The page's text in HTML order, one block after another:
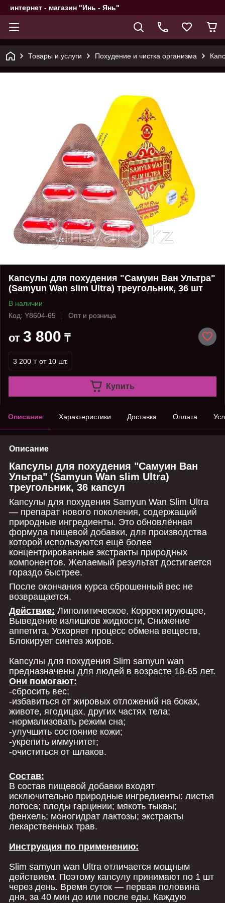
интернет - магазин "Инь - Янь"
Товары и услуги Похудение и чистка организма
Капсулы для похудения "Самуин Ван Ультра"
(Samyun Wan slim Ultra) треугольник, 36 шт
В наличии
Код: Y8604-65
Опт и розница
от 3 800 ₸
3 200 ₸ от 10 шт.
Купить
Описание Характеристики Доставка Оплата
Описание
Капсулы для похудения "Самуин Ван
Ультра" (Samyun Wan slim Ultra)
треугольник, 36 капсул
Капсулы для похудения Samyun Wan Slim Ultra
— препарат нового поколения, содержащий
природные ингредиенты. Это обновлённая
формула пищевой добавки, для производства
которой используются ещё более
концентрированные экстракты природных
компонентов. Желаемый результат достигается
гораздо быстрее.
После окончания курса сброшенный вес не
возвращается.
Действие: Липолитическое, Корректирующее,
Выведение излишков жидкости, Снижение
аппетита, Ускоряет процесс обмена веществ,
Блокирует синтез жиров.
Капсулы для похудения Slim samyun wan
предназначены для людей в возрасте 18-65 лет.
Они помогают:
-сбросить вес;
-избавиться от жировых отложений на боках,
животе, ягодицах, других частях тела;
-нормализовать режим сна;
-улучшить состояние кожи;
-укрепить иммунитет;
-очиститься от шлаков.
Состав:
В состав пищевой добавки входят
исключительно природные ингредиенты: листья
лотоса; плоды гарцинии; мякоть тыквы;
фенхель; моногидрат лактозы; экстракты
лекарственных трав.
Инструкция по применению:
Slim samyun wan Ultra отличается мощным
действием. Поэтому капсулу принимают по 1 шт
через день. Время суток — первая половина
дня, за 40 мин до или после еды. Каждую